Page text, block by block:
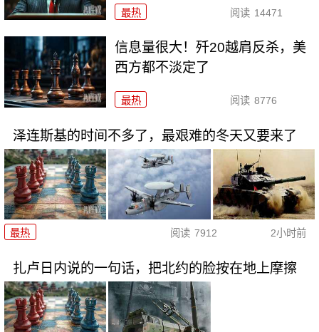
最热 阅读 14471
信息量很大！歼20越肩反杀，美
西方都不淡定了
最热 阅读 8776
泽连斯基的时间不多了，最艰难的冬天又要来了
最热 阅读 7912 2小时前
扎卢日内说的一句话，把北约的脸按在地上摩擦